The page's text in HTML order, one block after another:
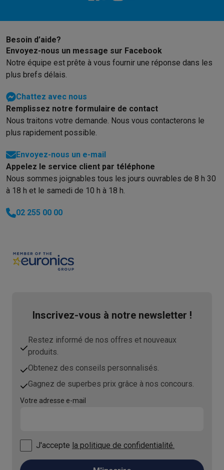
Besoin d’aide?
Envoyez-nous un message sur Facebook
Notre équipe est prête à vous fournir une réponse dans les
plus brefs délais.
Chattez avec nous
Remplissez notre formulaire de contact
Nous traitons votre demande. Nous vous contacterons le
plus rapidement possible.
Envoyez-nous un e-mail
Appelez le service client par téléphone
Nous sommes joignables tous les jours ouvrables de 8 h 30
à 18 h et le samedi de 10 h à 18 h.
02 255 00 00
Inscrivez-vous à notre newsletter !
Restez informé de nos offres et nouveaux
produits.
Obtenez des conseils personnalisés.
Gagnez de superbes prix grâce à nos concours.
Votre adresse e-mail
J'accepte la politique de confidentialité.